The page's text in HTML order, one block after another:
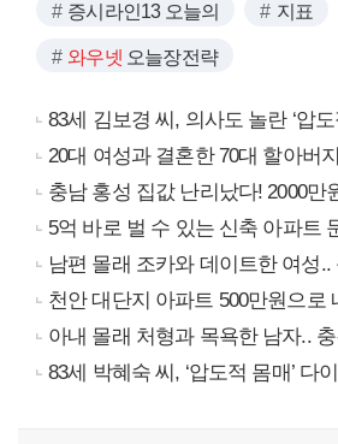
증시라인13 오늘의 지표
와우넷 오늘장전략
83세 김보경 씨, 의사도 놀란 ‘압도
20대 여성과 결혼한 70대 할아버
충남 홍성 집값 난리났다! 2000만
5억 바로 벌 수 있는 신축 아파트
남편 몰래 조카와 데이트한 여성..
천안 대단지 아파트 500만원으로
아내 몰래 처형과 목욕한 남자..
83세 박혜숙 씨, ‘압도적 몸매’ 다